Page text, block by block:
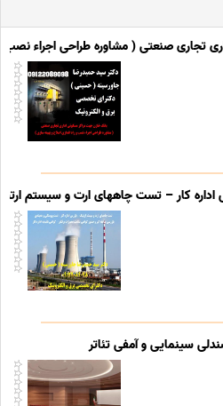
تجاری صنعتی ( مشاوره طراحی اجراء نصب و
کار – تست چاههای ارت و سیستم
سینمایی و آمفی تئاتر